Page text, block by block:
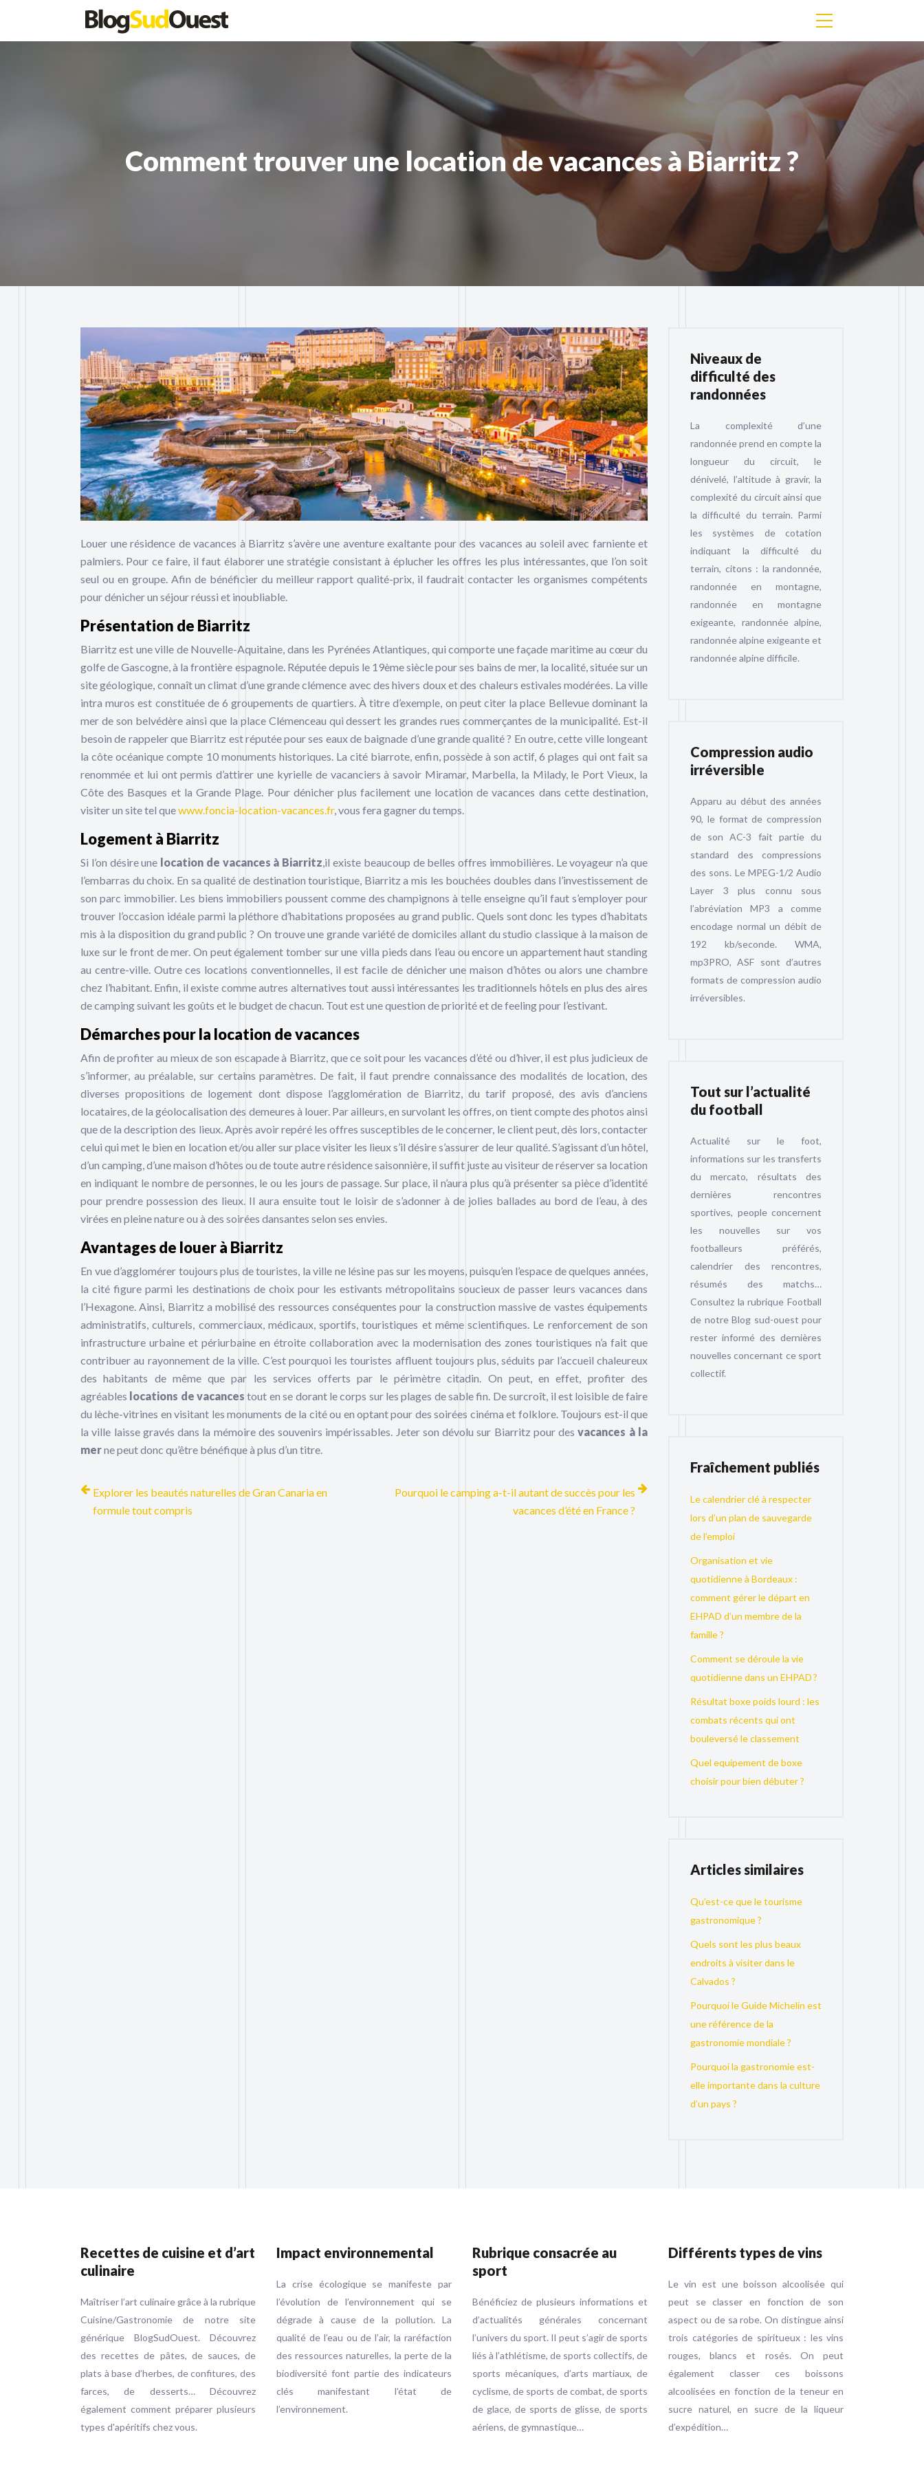
Comment trouver une location de vacances à Biarritz ?
Louer une résidence de vacances à Biarritz s’avère une aventure exaltante pour des vacances au soleil avec farniente et
palmiers. Pour ce faire, il faut élaborer une stratégie consistant à éplucher les offres les plus intéressantes, que l’on soit
seul ou en groupe.Afin de bénéficier du meilleur rapport qualité-prix, il faudrait contacter les organismes compétents
pour dénicher un séjour réussi et inoubliable.
Présentation de Biarritz
Biarritz est une ville de Nouvelle-Aquitaine, dans les Pyrénées Atlantiques, qui comporte une façade maritime au cœur du
golfe de Gascogne, à la frontière espagnole. Réputée depuis le 19ème siècle pour ses bains de mer, la localité, située sur un
site géologique, connaît un climat d’une grande clémence avec des hivers doux et des chaleurs estivales modérées. La ville
intra muros est constituée de 6 groupements de quartiers. À titre d’exemple, on peut citer la place Bellevue dominant la
mer de son belvédère ainsi que la place Clémenceau qui dessert les grandes rues commerçantes de la municipalité. Est-il
besoin de rappeler que Biarritz est réputée pour ses eaux de baignade d’une grande qualité ? En outre, cette ville longeant
la côte océanique compte 10 monuments historiques. La cité biarrote, enfin, possède à son actif, 6 plages qui ont fait sa
renommée et lui ont permis d’attirer une kyrielle de vacanciers à savoir Miramar, Marbella, la Milady, le Port Vieux, la
Côte des Basques et la Grande Plage. Pour dénicher plus facilement une location de vacances dans cette destination,
visiter un site tel quewww.foncia-location-vacances.fr, vous fera gagner du temps.
Logement à Biarritz
Si l’on désire une location de vacances à Biarritz,il existe beaucoup de belles offres immobilières. Le voyageur n’a que
l’embarras du choix. En sa qualité de destination touristique, Biarritz a mis les bouchées doubles dans l’investissement de
son parc immobilier. Les biens immobiliers poussent comme des champignons à telle enseigne qu’il faut s’employer pour
trouver l’occasion idéale parmi la pléthore d’habitations proposées au grand public. Quels sont donc les types d’habitats
mis à la disposition du grand public ? On trouve une grande variété de domiciles allant du studio classique à la maison de
luxe sur le front de mer. On peut également tomber sur une villa pieds dans l’eau ou encore un appartement haut standing
au centre-ville. Outre ces locations conventionnelles, il est facile de dénicher une maison d’hôtes ou alors une chambre
chez l’habitant. Enfin, il existe comme autres alternatives tout aussi intéressantes les traditionnels hôtels en plus des aires
de camping suivant les goûts et le budget de chacun. Tout est une question de priorité et de feeling pour l’estivant.
Démarches pour la location de vacances
Afin de profiter au mieux de son escapade à Biarritz, que ce soit pour les vacances d’été ou d’hiver, il est plus judicieux de
s’informer, au préalable, sur certains paramètres. De fait, il faut prendre connaissance des modalités de location, des
diverses propositions de logement dont dispose l’agglomération de Biarritz, du tarif proposé, des avis d’anciens
locataires, de la géolocalisation des demeures à louer. Par ailleurs, en survolant les offres, on tient compte des photos ainsi
que de la description des lieux. Après avoir repéré les offres susceptibles de le concerner, le client peut, dès lors, contacter
celui qui met le bien en location et/ou aller sur place visiter les lieux s’il désire s’assurer de leur qualité. S’agissant d’un hôtel,
d’un camping, d’une maison d’hôtes ou de toute autre résidence saisonnière, il suffit juste au visiteur de réserver sa location
en indiquant le nombre de personnes, le ou les jours de passage. Sur place, il n’aura plus qu’à présenter sa pièce d’identité
pour prendre possession des lieux. Il aura ensuite tout le loisir de s’adonner à de jolies ballades au bord de l’eau, à des
virées en pleine nature ou à des soirées dansantes selon ses envies.
Avantages de louer à Biarritz
En vue d’agglomérer toujours plus de touristes, la ville ne lésine pas sur les moyens, puisqu’en l’espace de quelques années,
la cité figure parmi les destinations de choix pour les estivants métropolitains soucieux de passer leurs vacances dans
l’Hexagone. Ainsi, Biarritz a mobilisé des ressources conséquentes pour la construction massive de vastes équipements
administratifs, culturels, commerciaux, médicaux, sportifs, touristiques et même scientifiques. Le renforcement de son
infrastructure urbaine et périurbaine en étroite collaboration avec la modernisation des zones touristiques n’a fait que
contribuer au rayonnement de la ville. C’est pourquoi les touristes affluent toujours plus, séduits par l’accueil chaleureux
des habitants de même que par les services offerts par le périmètre citadin. On peut, en effet, profiter des
agréables locations de vacancestout en se dorant le corps sur les plages de sable fin. De surcroît, il est loisible de faire
du lèche-vitrines en visitant les monuments de la cité ou en optant pour des soirées cinéma et folklore. Toujours est-il que
la ville laisse gravés dans la mémoire des souvenirs impérissables. Jeter son dévolu sur Biarritz pour desvacances à la
merne peut donc qu’être bénéfique à plus d’un titre.
Explorer les beautés naturelles de Gran Canaria en
formule tout compris
Pourquoi le camping a-t-il autant de succès pour les
vacances d’été en France ?
Niveaux de
difficulté des
randonnées
La complexité d’une
randonnée prend en compte la
longueur du circuit, le
dénivelé, l’altitude à gravir, la
complexité du circuit ainsi que
la difficulté du terrain. Parmi
les systèmes de cotation
indiquant la difficulté du
terrain, citons : la randonnée,
randonnée en montagne,
randonnée en montagne
exigeante, randonnée alpine,
randonnée alpine exigeante et
randonnée alpine difficile.
Compression audio
irréversible
Apparu au début des années
90, le format de compression
de son AC-3 fait partie du
standard des compressions
des sons. Le MPEG-1/2 Audio
Layer 3 plus connu sous
l’abréviation MP3 a comme
encodage normal un débit de
192 kb/seconde. WMA,
mp3PRO, ASF sont d’autres
formats de compression audio
irréversibles.
Tout sur l’actualité
du football
Actualité sur le foot,
informations sur les transferts
du mercato, résultats des
dernières rencontres
sportives, people concernent
les nouvelles sur vos
footballeurs préférés,
calendrier des rencontres,
résumés des matchs…
Consultez la rubrique Football
de notre Blog sud-ouest pour
rester informé des dernières
nouvelles concernant ce sport
collectif.
Fraîchement publiés
Le calendrier clé à respecter
lors d’un plan de sauvegarde
de l’emploi
Organisation et vie
quotidienne à Bordeaux :
comment gérer le départ en
EHPAD d’un membre de la
famille ?
Comment se déroule la vie
quotidienne dans un EHPAD ?
Résultat boxe poids lourd : les
combats récents qui ont
bouleversé le classement
Quel equipement de boxe
choisir pour bien débuter ?
Articles similaires
Qu’est-ce que le tourisme
gastronomique ?
Quels sont les plus beaux
endroits à visiter dans le
Calvados ?
Pourquoi le Guide Michelin est
une référence de la
gastronomie mondiale ?
Pourquoi la gastronomie est-
elle importante dans la culture
d’un pays ?
Recettes de cuisine et d’art
culinaire
Maîtriser l’art culinaire grâce à la rubrique
Cuisine/Gastronomie de notre site
générique BlogSudOuest. Découvrez
des recettes de pâtes, de sauces, de
plats à base d’herbes, de confitures, des
farces, de desserts… Découvrez
également comment préparer plusieurs
types d'apéritifs chez vous.
Impact environnemental
La crise écologique se manifeste par
l’évolution de l’environnement qui se
dégrade à cause de la pollution. La
qualité de l’eau ou de l’air, la raréfaction
des ressources naturelles, la perte de la
biodiversité font partie des indicateurs
clés manifestant l’état de
l’environnement.
Rubrique consacrée au
sport
Bénéficiez de plusieurs informations et
d’actualités générales concernant
l’univers du sport. Il peut s’agir de sports
liés à l’athlétisme, de sports collectifs, de
sports mécaniques, d’arts martiaux, de
cyclisme, de sports de combat, de sports
de glace, de sports de glisse, de sports
aériens, de gymnastique…
Différents types de vins
Le vin est une boisson alcoolisée qui
peut se classer en fonction de son
aspect ou de sa robe. On distingue ainsi
trois catégories de spiritueux : les vins
rouges, blancs et rosés. On peut
également classer ces boissons
alcoolisées en fonction de la teneur en
sucre naturel, en sucre de la liqueur
d’expédition…